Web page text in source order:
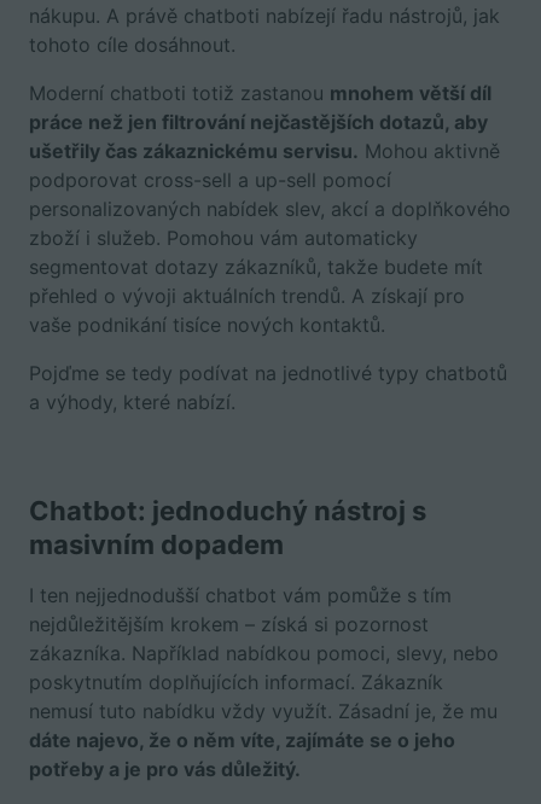
nákupu. A právě chatboti nabízejí řadu nástrojů, jak
tohoto cíle dosáhnout.
Moderní chatboti totiž zastanou mnohem větší díl
práce než jen filtrování nejčastějších dotazů, aby
ušetřily čas zákaznickému servisu. Mohou aktivně
podporovat cross-sell a up-sell pomocí
personalizovaných nabídek slev, akcí a doplňkového
zboží i služeb. Pomohou vám automaticky
segmentovat dotazy zákazníků, takže budete mít
přehled o vývoji aktuálních trendů. A získají pro
vaše podnikání tisíce nových kontaktů.
Pojďme se tedy podívat na jednotlivé typy chatbotů
a výhody, které nabízí.
Chatbot: jednoduchý nástroj s
masivním dopadem
I ten nejjednodušší chatbot vám pomůže s tím
nejdůležitějším krokem –⁠ získá si pozornost
zákazníka. Například nabídkou pomoci, slevy, nebo
poskytnutím doplňujících informací. Zákazník
nemusí tuto nabídku vždy využít. Zásadní je, že mu
dáte najevo, že o něm víte, zajímáte se o jeho
potřeby a je pro vás důležitý.